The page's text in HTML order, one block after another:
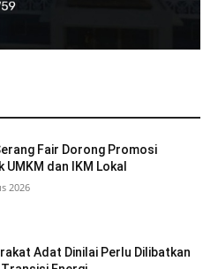
Fair Dorong Promosi
UMKM dan IKM Lokal
2026
Adat Dinilai Perlu Dilibatkan